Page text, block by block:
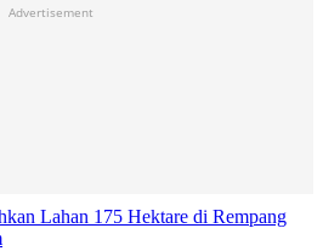
Advertisement
Lahan 175 Hektare di Rempang